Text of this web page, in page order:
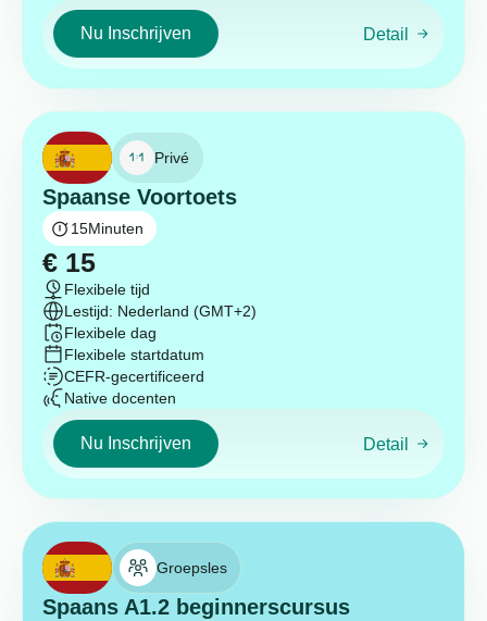
Nu Inschrijven Detail
Privé
Spaanse Voortoets
15Minuten
€ 15
Flexibele tijd
Lestijd: Nederland (GMT+2)
Flexibele dag
Flexibele startdatum
CEFR-gecertificeerd
Native docenten
Nu Inschrijven Detail
Groepsles
Spaans A1.2 beginnerscursus